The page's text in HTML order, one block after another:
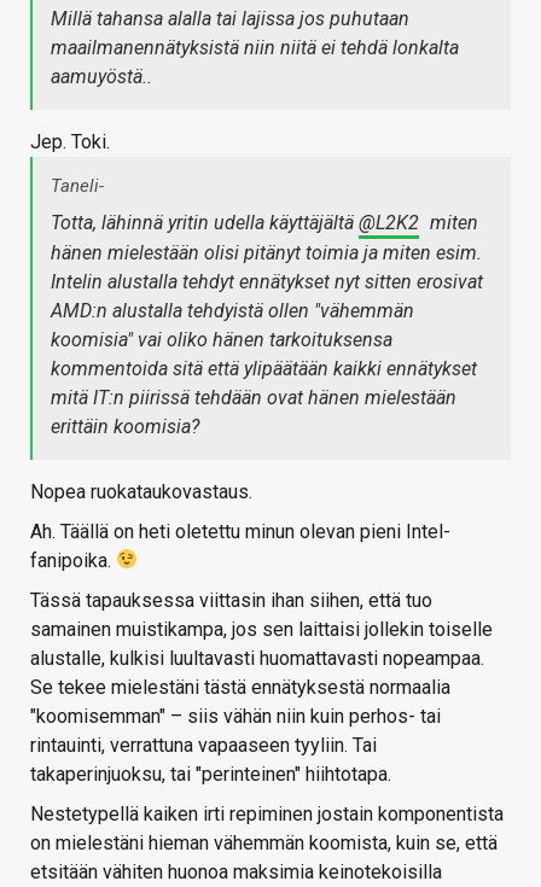
Millä tahansa alalla tai lajissa jos puhutaan
maailmanennätyksistä niin niitä ei tehdä lonkalta
aamuyöstä..
Jep. Toki.
Taneli-
Totta, lähinnä yritin udella käyttäjältä @L2K2 miten
hänen mielestään olisi pitänyt toimia ja miten esim.
Intelin alustalla tehdyt ennätykset nyt sitten erosivat
AMD:n alustalla tehdyistä ollen "vähemmän
koomisia" vai oliko hänen tarkoituksensa
kommentoida sitä että ylipäätään kaikki ennätykset
mitä IT:n piirissä tehdään ovat hänen mielestään
erittäin koomisia?
Nopea ruokataukovastaus.
Ah. Täällä on heti oletettu minun olevan pieni Intel-
fanipoika.
Tässä tapauksessa viittasin ihan siihen, että tuo
samainen muistikampa, jos sen laittaisi jollekin toiselle
alustalle, kulkisi luultavasti huomattavasti nopeampaa.
Se tekee mielestäni tästä ennätyksestä normaalia
"koomisemman" – siis vähän niin kuin perhos- tai
rintauinti, verrattuna vapaaseen tyyliin. Tai
takaperinjuoksu, tai "perinteinen" hiihtotapa.
Nestetypellä kaiken irti repiminen jostain komponentista
on mielestäni hieman vähemmän koomista, kuin se, että
etsitään vähiten huonoa maksimia keinotekoisilla